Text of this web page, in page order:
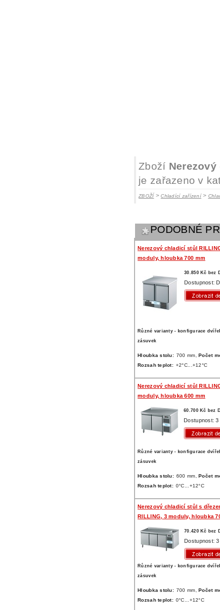
Zboží
je zařazeno v
ZBOŽÍ >Chladící zařízení>
PODOBNÉ
Nerezový chladicí stůl
moduly, hloubka 700 mm
30.850 Kč bez
Dostupnost:
Různé varianty - konfigurace
zásuvek
Hloubka stolu: 700 mm,Počet
Rozsah teplot: +2°C...+12°C
Nerezový chladicí stůl
moduly, hloubka 600 mm
60.700 Kč bez
Dostupnost:
Různé varianty - konfigurace
zásuvek
Hloubka stolu: 600 mm,Počet
Rozsah teplot: 0°C...+12°C
Nerezový chladicí stůl s
RILLING, 3 moduly, hloubka
70.420 Kč bez
Dostupnost:
Různé varianty - konfigurace
zásuvek
Hloubka stolu: 700 mm,Počet
Rozsah teplot: 0°C...+12°C